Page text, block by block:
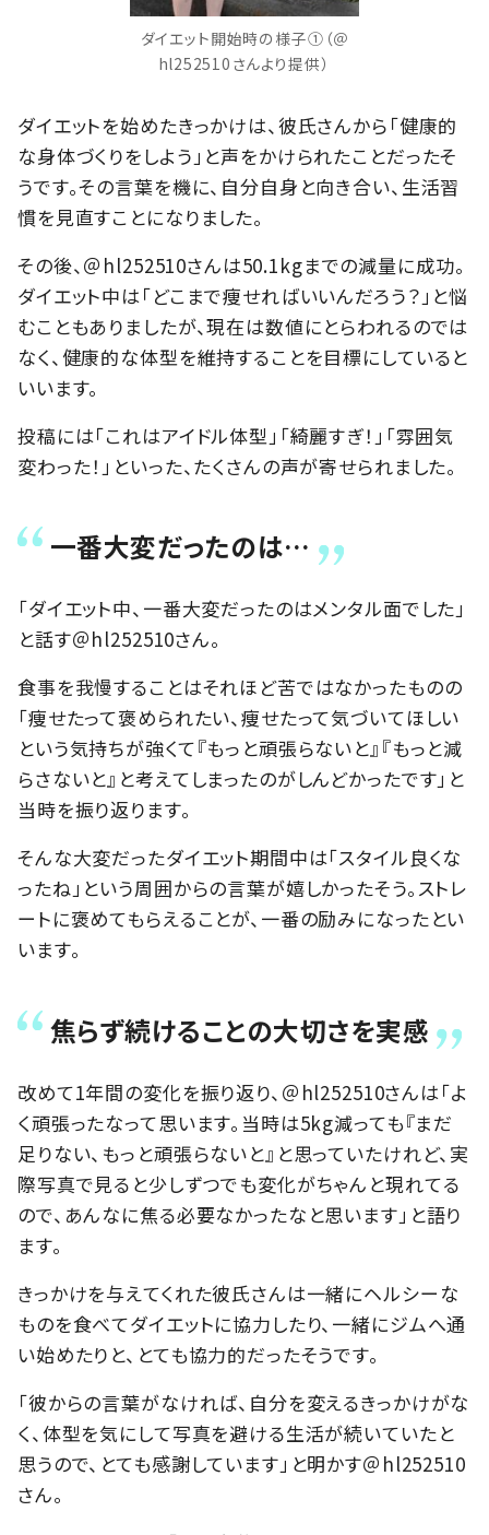
ダイエット開始時の様子①（＠
hl252510さんより提供）
ダイエットを始めたきっかけは、彼氏さんから「健康的
な身体づくりをしよう」と声をかけられたことだったそ
うです。その言葉を機に、自分自身と向き合い、生活習
慣を見直すことになりました。
その後、＠hl252510さんは50.1kgまでの減量に成功。
ダイエット中は「どこまで痩せればいいんだろう？」と悩
むこともありましたが、現在は数値にとらわれるのでは
なく、健康的な体型を維持することを目標にしていると
いいます。
投稿には「これはアイドル体型」「綺麗すぎ！」「雰囲気
変わった！」といった、たくさんの声が寄せられました。
一番大変だったのは…
「ダイエット中、一番大変だったのはメンタル面でした」
と話す＠hl252510さん。
食事を我慢することはそれほど苦ではなかったものの
「痩せたって褒められたい、痩せたって気づいてほしい
という気持ちが強くて『もっと頑張らないと』『もっと減
らさないと』と考えてしまったのがしんどかったです」と
当時を振り返ります。
そんな大変だったダイエット期間中は「スタイル良くな
ったね」という周囲からの言葉が嬉しかったそう。ストレ
ートに褒めてもらえることが、一番の励みになったとい
います。
焦らず続けることの大切さを実感
改めて1年間の変化を振り返り、＠hl252510さんは「よ
く頑張ったなって思います。当時は5kg減っても『まだ
足りない、もっと頑張らないと』と思っていたけれど、実
際写真で見ると少しずつでも変化がちゃんと現れてる
ので、あんなに焦る必要なかったなと思います」と語り
ます。
きっかけを与えてくれた彼氏さんは一緒にヘルシーな
ものを食べてダイエットに協力したり、一緒にジムへ通
い始めたりと、とても協力的だったそうです。
「彼からの言葉がなければ、自分を変えるきっかけがな
く、体型を気にして写真を避ける生活が続いていたと
思うので、とても感謝しています」と明かす＠hl252510
さん。